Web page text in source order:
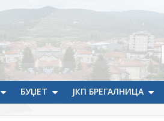
БУЏЕТ ЈКП БРЕГАЛНИЦА